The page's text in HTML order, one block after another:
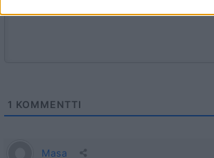
1 KOMMENTTI
Masa